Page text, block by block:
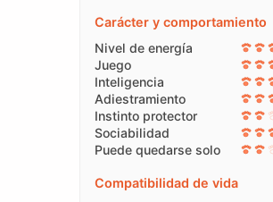
Carácter y comportamiento
Nivel de energía
Juego
Inteligencia
Adiestramiento
Instinto protector
Sociabilidad
Puede quedarse solo
Compatibilidad de vida